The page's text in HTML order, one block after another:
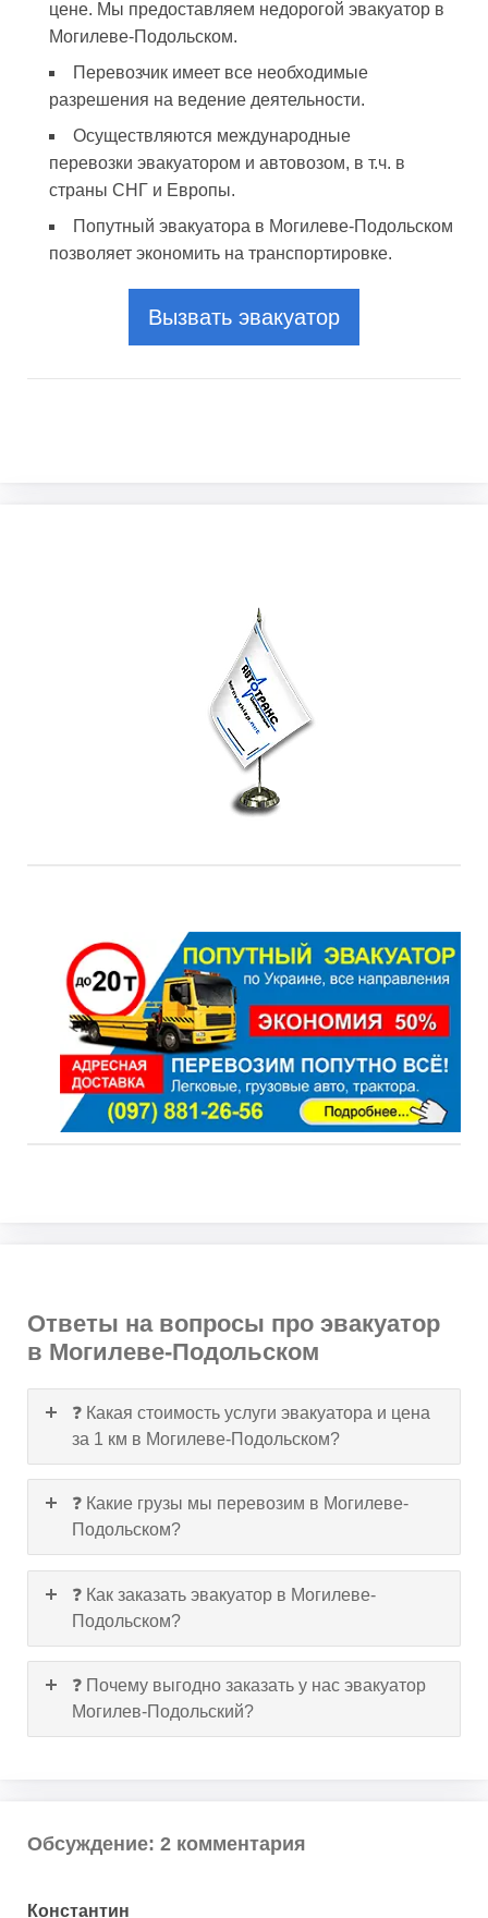
цене. Мы предоставляем недорогой эвакуатор в
Могилеве-Подольском.
Перевозчик имеет все необходимые
разрешения на ведение деятельности.
Осуществляются международные
перевозки эвакуатором и автовозом, в т.ч. в
страны СНГ и Европы.
Попутный эвакуатора в Могилеве-Подольском
позволяет экономить на транспортировке.
Вызвать эвакуатор
Ответы на вопросы про эвакуатор
в Могилеве-Подольском
❓ Какая стоимость услуги эвакуатора и цена
за 1 км в Могилеве-Подольском?
❓ Какие грузы мы перевозим в Могилеве-
Подольском?
❓ Как заказать эвакуатор в Могилеве-
Подольском?
❓ Почему выгодно заказать у нас эвакуатор
Могилев-Подольский?
Обсуждение: 2 комментария
Константин